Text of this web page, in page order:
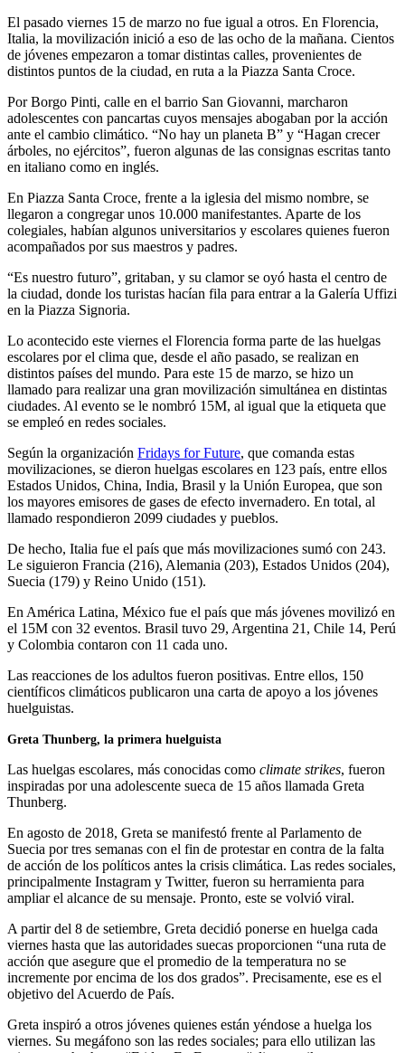
El pasado viernes 15 de marzo no fue igual a otros. En Florencia,
Italia, la movilización inició a eso de las ocho de la mañana. Cientos
de jóvenes empezaron a tomar distintas calles, provenientes de
distintos puntos de la ciudad, en ruta a la Piazza Santa Croce.
Por Borgo Pinti, calle en el barrio San Giovanni, marcharon
adolescentes con pancartas cuyos mensajes abogaban por la acción
ante el cambio climático. “No hay un planeta B” y “Hagan crecer
árboles, no ejércitos”, fueron algunas de las consignas escritas tanto
en italiano como en inglés.
En Piazza Santa Croce, frente a la iglesia del mismo nombre, se
llegaron a congregar unos 10.000 manifestantes. Aparte de los
colegiales, habían algunos universitarios y escolares quienes fueron
acompañados por sus maestros y padres.
“Es nuestro futuro”, gritaban, y su clamor se oyó hasta el centro de
la ciudad, donde los turistas hacían fila para entrar a la Galería Uffizi
en la Piazza Signoria.
Lo acontecido este viernes el Florencia forma parte de las huelgas
escolares por el clima que, desde el año pasado, se realizan en
distintos países del mundo. Para este 15 de marzo, se hizo un
llamado para realizar una gran movilización simultánea en distintas
ciudades. Al evento se le nombró 15M, al igual que la etiqueta que
se empleó en redes sociales.
Según la organización Fridays for Future, que comanda estas
movilizaciones, se dieron huelgas escolares en 123 país, entre ellos
Estados Unidos, China, India, Brasil y la Unión Europea, que son
los mayores emisores de gases de efecto invernadero. En total, al
llamado respondieron 2099 ciudades y pueblos.
De hecho, Italia fue el país que más movilizaciones sumó con 243.
Le siguieron Francia (216), Alemania (203), Estados Unidos (204),
Suecia (179) y Reino Unido (151).
En América Latina, México fue el país que más jóvenes movilizó en
el 15M con 32 eventos. Brasil tuvo 29, Argentina 21, Chile 14, Perú
y Colombia contaron con 11 cada uno.
Las reacciones de los adultos fueron positivas. Entre ellos, 150
científicos climáticos publicaron una carta de apoyo a los jóvenes
huelguistas.
Greta Thunberg, la primera huelguista
Las huelgas escolares, más conocidas como climate strikes, fueron
inspiradas por una adolescente sueca de 15 años llamada Greta
Thunberg.
En agosto de 2018, Greta se manifestó frente al Parlamento de
Suecia por tres semanas con el fin de protestar en contra de la falta
de acción de los políticos antes la crisis climática. Las redes sociales,
principalmente Instagram y Twitter, fueron su herramienta para
ampliar el alcance de su mensaje. Pronto, este se volvió viral.
A partir del 8 de setiembre, Greta decidió ponerse en huelga cada
viernes hasta que las autoridades suecas proporcionen “una ruta de
acción que asegure que el promedio de la temperatura no se
incremente por encima de los dos grados”. Precisamente, ese es el
objetivo del Acuerdo de País.
Greta inspiró a otros jóvenes quienes están yéndose a huelga los
viernes. Su megáfono son las redes sociales; para ello utilizan las